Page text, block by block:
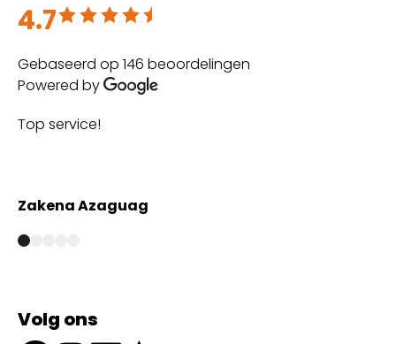
4.7
Beoordeeld met 4.7 uit 5
Gebaseerd op 146 beoordelingen
Powered by
Top service!
Zakena Azaguag
Volg ons